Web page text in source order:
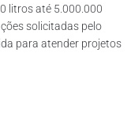
litros até 5.000.000
solicitadas pelo
para atender projetos